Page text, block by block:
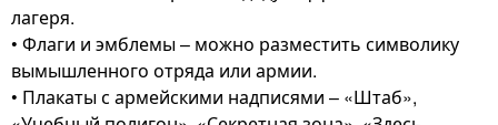
лагеря.
• Флаги и эмблемы – можно разместить символику
вымышленного отряда или армии.
• Плакаты с армейскими надписями – «Штаб»,